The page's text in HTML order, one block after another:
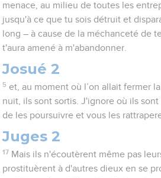
menace, au milieu de toutes les
jusqu'à ce que tu sois détruit et
long – à cause de la méchanceté de
t'aura amené à m'abandonner.
Josué 2
5 et, au moment où l’on allait fermer
nuit, ils sont sortis. J'ignore où ils
de les poursuivre et vous les
Juges 2
17 Mais ils n'écoutèrent même pas
prostituèrent à d'autres dieux en se